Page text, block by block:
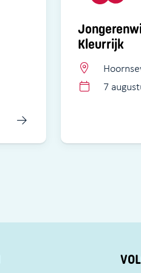
Kleurrijk
7